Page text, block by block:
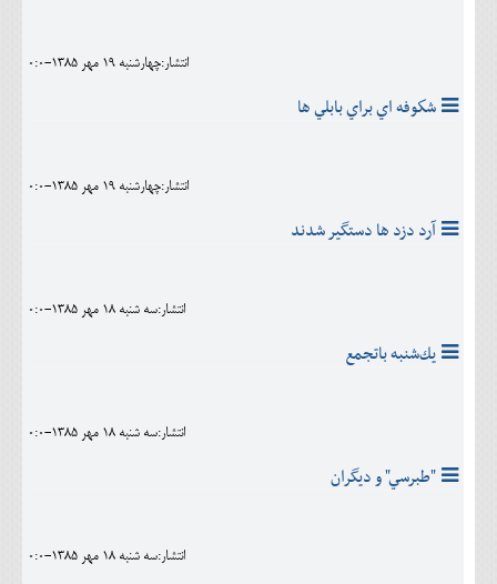
انتشار:چهارشنبه 19 مهر 1385-0:0
شكوفه اي براي بابلي ها
انتشار:چهارشنبه 19 مهر 1385-0:0
آرد دزد ها دستگير شدند
انتشار:سه شنبه 18 مهر 1385-0:0
يك‌شنبه باتجمع
انتشار:سه شنبه 18 مهر 1385-0:0
"طبرسي" و ديگران
انتشار:سه شنبه 18 مهر 1385-0:0